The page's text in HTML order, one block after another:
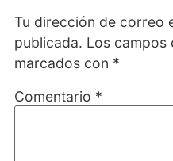
Tu dirección de correo
publicada. Los campos
marcados con *
Comentario *